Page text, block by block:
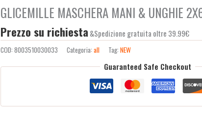
GLICEMILLE MASCHERA MANI & UNGHIE
Prezzo su richiesta &Spedizione gratuita oltre 39.99€
COD:8003510030033 Categoria:all Tag:NEW
Guaranteed Safe Checkout